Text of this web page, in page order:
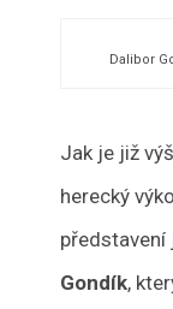
Dalibor
Jak je již
herecký
Gondík,